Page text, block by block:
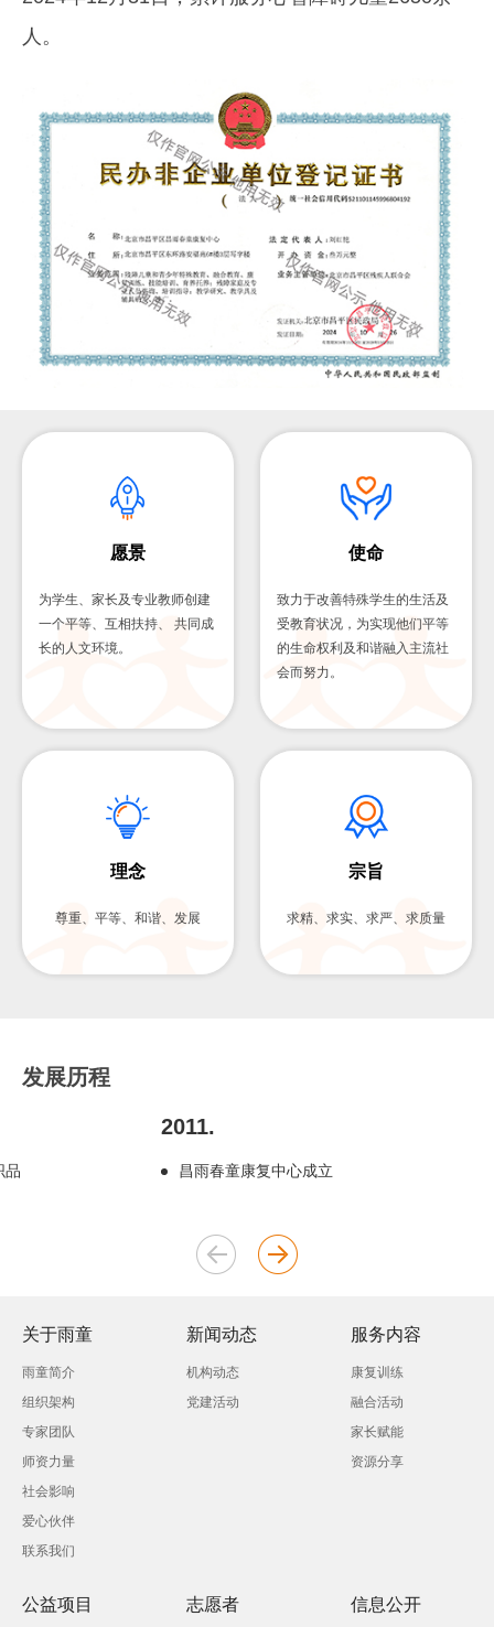
人。
愿景
为学生、家长及专业教师创建
一个平等、互相扶持、 共同成
长的人文环境。
使命
致力于改善特殊学生的生活及
受教育状况，为实现他们平等
的生命权利及和谐融入主流社
会而努力。
理念
尊重、平等、和谐、发展
宗旨
求精、求实、求严、求质量
发展历程
品
2011.
昌雨春童康复中心成立
关于雨童
雨童简介
组织架构
专家团队
师资力量
社会影响
爱心伙伴
联系我们
新闻动态
机构动态
党建活动
服务内容
康复训练
融合活动
家长赋能
资源分享
公益项目 志愿者 信息公开